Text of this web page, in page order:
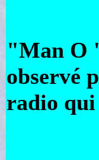
"Man O
observé
radio